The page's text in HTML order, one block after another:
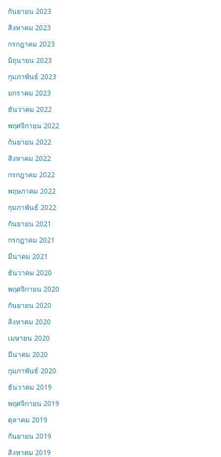
กันยายน 2023
สิงหาคม 2023
กรกฎาคม 2023
มิถุนายน 2023
กุมภาพันธ์ 2023
มกราคม 2023
ธันวาคม 2022
พฤศจิกายน 2022
กันยายน 2022
สิงหาคม 2022
กรกฎาคม 2022
พฤษภาคม 2022
กุมภาพันธ์ 2022
กันยายน 2021
กรกฎาคม 2021
มีนาคม 2021
ธันวาคม 2020
พฤศจิกายน 2020
กันยายน 2020
สิงหาคม 2020
เมษายน 2020
มีนาคม 2020
กุมภาพันธ์ 2020
ธันวาคม 2019
พฤศจิกายน 2019
ตุลาคม 2019
กันยายน 2019
สิงหาคม 2019